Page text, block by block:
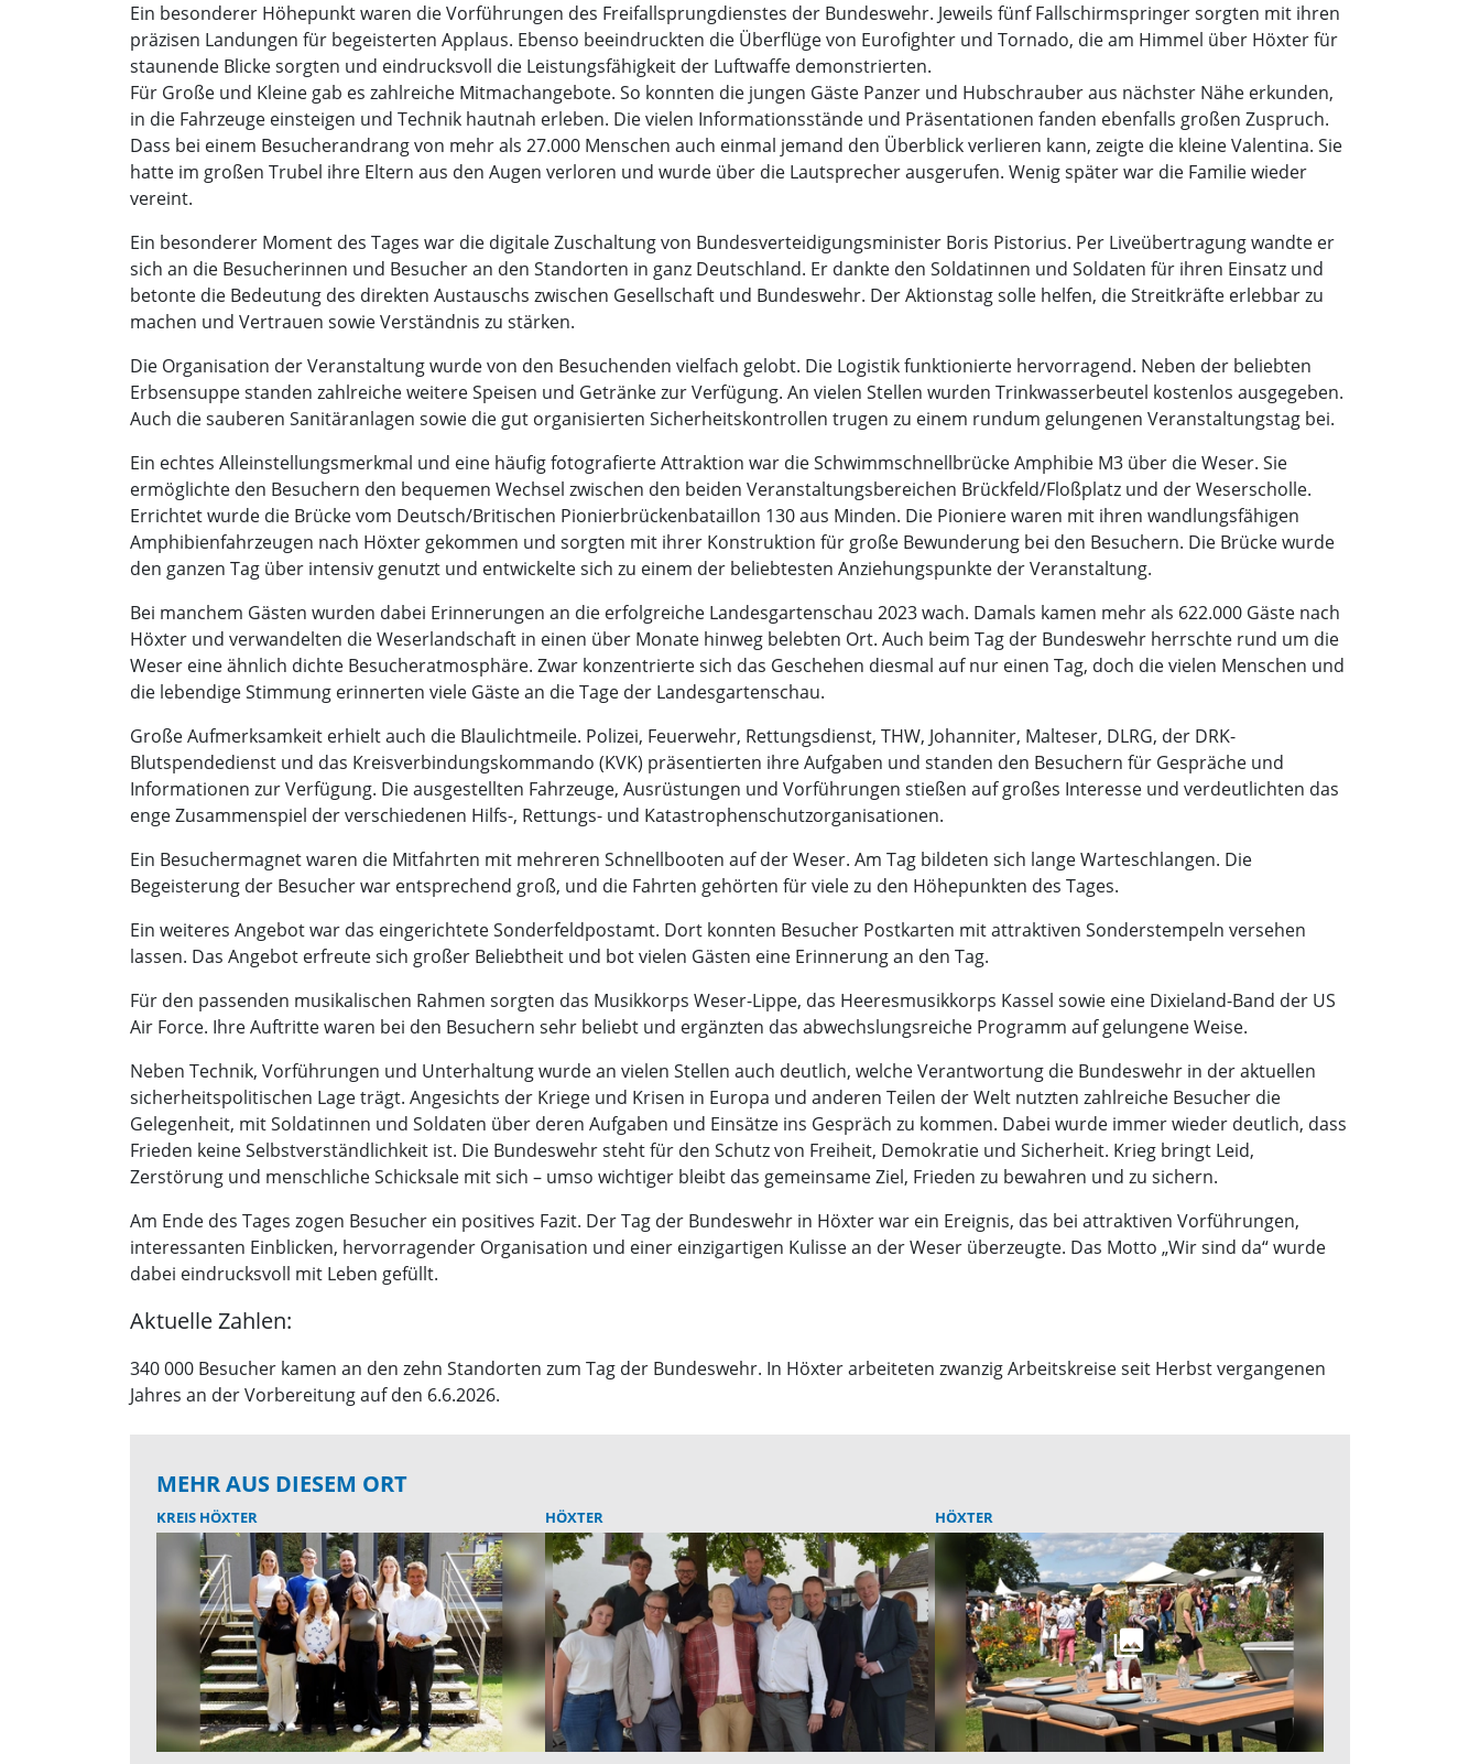
Ein besonderer Höhepunkt waren die Vorführungen des Freifallsprungdienstes der Bundeswehr. Jeweils fünf Fallschirmspringer sorgten mit ihren
präzisen Landungen für begeisterten Applaus. Ebenso beeindruckten die Überflüge von Eurofighter und Tornado, die am Himmel über Höxter für
staunende Blicke sorgten und eindrucksvoll die Leistungsfähigkeit der Luftwaffe demonstrierten.
Für Große und Kleine gab es zahlreiche Mitmachangebote. So konnten die jungen Gäste Panzer und Hubschrauber aus nächster Nähe erkunden,
in die Fahrzeuge einsteigen und Technik hautnah erleben. Die vielen Informationsstände und Präsentationen fanden ebenfalls großen Zuspruch.
Dass bei einem Besucherandrang von mehr als 27.000 Menschen auch einmal jemand den Überblick verlieren kann, zeigte die kleine Valentina. Sie
hatte im großen Trubel ihre Eltern aus den Augen verloren und wurde über die Lautsprecher ausgerufen. Wenig später war die Familie wieder
vereint.
Ein besonderer Moment des Tages war die digitale Zuschaltung von Bundesverteidigungsminister Boris Pistorius. Per Liveübertragung wandte er
sich an die Besucherinnen und Besucher an den Standorten in ganz Deutschland. Er dankte den Soldatinnen und Soldaten für ihren Einsatz und
betonte die Bedeutung des direkten Austauschs zwischen Gesellschaft und Bundeswehr. Der Aktionstag solle helfen, die Streitkräfte erlebbar zu
machen und Vertrauen sowie Verständnis zu stärken.
Die Organisation der Veranstaltung wurde von den Besuchenden vielfach gelobt. Die Logistik funktionierte hervorragend. Neben der beliebten
Erbsensuppe standen zahlreiche weitere Speisen und Getränke zur Verfügung. An vielen Stellen wurden Trinkwasserbeutel kostenlos ausgegeben.
Auch die sauberen Sanitäranlagen sowie die gut organisierten Sicherheitskontrollen trugen zu einem rundum gelungenen Veranstaltungstag bei.
Ein echtes Alleinstellungsmerkmal und eine häufig fotografierte Attraktion war die Schwimmschnellbrücke Amphibie M3 über die Weser. Sie
ermöglichte den Besuchern den bequemen Wechsel zwischen den beiden Veranstaltungsbereichen Brückfeld/Floßplatz und der Weserscholle.
Errichtet wurde die Brücke vom Deutsch/Britischen Pionierbrückenbataillon 130 aus Minden. Die Pioniere waren mit ihren wandlungsfähigen
Amphibienfahrzeugen nach Höxter gekommen und sorgten mit ihrer Konstruktion für große Bewunderung bei den Besuchern. Die Brücke wurde
den ganzen Tag über intensiv genutzt und entwickelte sich zu einem der beliebtesten Anziehungspunkte der Veranstaltung.
Bei manchem Gästen wurden dabei Erinnerungen an die erfolgreiche Landesgartenschau 2023 wach. Damals kamen mehr als 622.000 Gäste nach
Höxter und verwandelten die Weserlandschaft in einen über Monate hinweg belebten Ort. Auch beim Tag der Bundeswehr herrschte rund um die
Weser eine ähnlich dichte Besucheratmosphäre. Zwar konzentrierte sich das Geschehen diesmal auf nur einen Tag, doch die vielen Menschen und
die lebendige Stimmung erinnerten viele Gäste an die Tage der Landesgartenschau.
Große Aufmerksamkeit erhielt auch die Blaulichtmeile. Polizei, Feuerwehr, Rettungsdienst, THW, Johanniter, Malteser, DLRG, der DRK-
Blutspendedienst und das Kreisverbindungskommando (KVK) präsentierten ihre Aufgaben und standen den Besuchern für Gespräche und
Informationen zur Verfügung. Die ausgestellten Fahrzeuge, Ausrüstungen und Vorführungen stießen auf großes Interesse und verdeutlichten das
enge Zusammenspiel der verschiedenen Hilfs-, Rettungs- und Katastrophenschutzorganisationen.
Ein Besuchermagnet waren die Mitfahrten mit mehreren Schnellbooten auf der Weser. Am Tag bildeten sich lange Warteschlangen. Die
Begeisterung der Besucher war entsprechend groß, und die Fahrten gehörten für viele zu den Höhepunkten des Tages.
Ein weiteres Angebot war das eingerichtete Sonderfeldpostamt. Dort konnten Besucher Postkarten mit attraktiven Sonderstempeln versehen
lassen. Das Angebot erfreute sich großer Beliebtheit und bot vielen Gästen eine Erinnerung an den Tag.
Für den passenden musikalischen Rahmen sorgten das Musikkorps Weser-Lippe, das Heeresmusikkorps Kassel sowie eine Dixieland-Band der US
Air Force. Ihre Auftritte waren bei den Besuchern sehr beliebt und ergänzten das abwechslungsreiche Programm auf gelungene Weise.
Neben Technik, Vorführungen und Unterhaltung wurde an vielen Stellen auch deutlich, welche Verantwortung die Bundeswehr in der aktuellen
sicherheitspolitischen Lage trägt. Angesichts der Kriege und Krisen in Europa und anderen Teilen der Welt nutzten zahlreiche Besucher die
Gelegenheit, mit Soldatinnen und Soldaten über deren Aufgaben und Einsätze ins Gespräch zu kommen. Dabei wurde immer wieder deutlich, dass
Frieden keine Selbstverständlichkeit ist. Die Bundeswehr steht für den Schutz von Freiheit, Demokratie und Sicherheit. Krieg bringt Leid,
Zerstörung und menschliche Schicksale mit sich – umso wichtiger bleibt das gemeinsame Ziel, Frieden zu bewahren und zu sichern.
Am Ende des Tages zogen Besucher ein positives Fazit. Der Tag der Bundeswehr in Höxter war ein Ereignis, das bei attraktiven Vorführungen,
interessanten Einblicken, hervorragender Organisation und einer einzigartigen Kulisse an der Weser überzeugte. Das Motto „Wir sind da“ wurde
dabei eindrucksvoll mit Leben gefüllt.
Aktuelle Zahlen:
340 000 Besucher kamen an den zehn Standorten zum Tag der Bundeswehr. In Höxter arbeiteten zwanzig Arbeitskreise seit Herbst vergangenen
Jahres an der Vorbereitung auf den 6.6.2026.
MEHR AUS DIESEM ORT
KREIS HÖXTER HÖXTER HÖXTER